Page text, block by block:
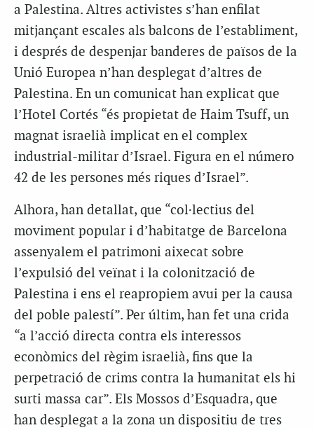
a Palestina. Altres activistes s’han enfilat
mitjançant escales als balcons de l’establiment,
i després de despenjar banderes de països de la
Unió Europea n’han desplegat d’altres de
Palestina. En un comunicat han explicat que
l’Hotel Cortés “és propietat de Haim Tsuff, un
magnat israelià implicat en el complex
industrial-militar d’Israel. Figura en el número
42 de les persones més riques d’Israel”.
Alhora, han detallat, que “col·lectius del
moviment popular i d’habitatge de Barcelona
assenyalem el patrimoni aixecat sobre
l’expulsió del veïnat i la colonització de
Palestina i ens el reapropiem avui per la causa
del poble palestí”. Per últim, han fet una crida
“a l’acció directa contra els interessos
econòmics del règim israelià, fins que la
perpetració de crims contra la humanitat els hi
surti massa car”. Els Mossos d’Esquadra, que
han desplegat a la zona un dispositiu de tres